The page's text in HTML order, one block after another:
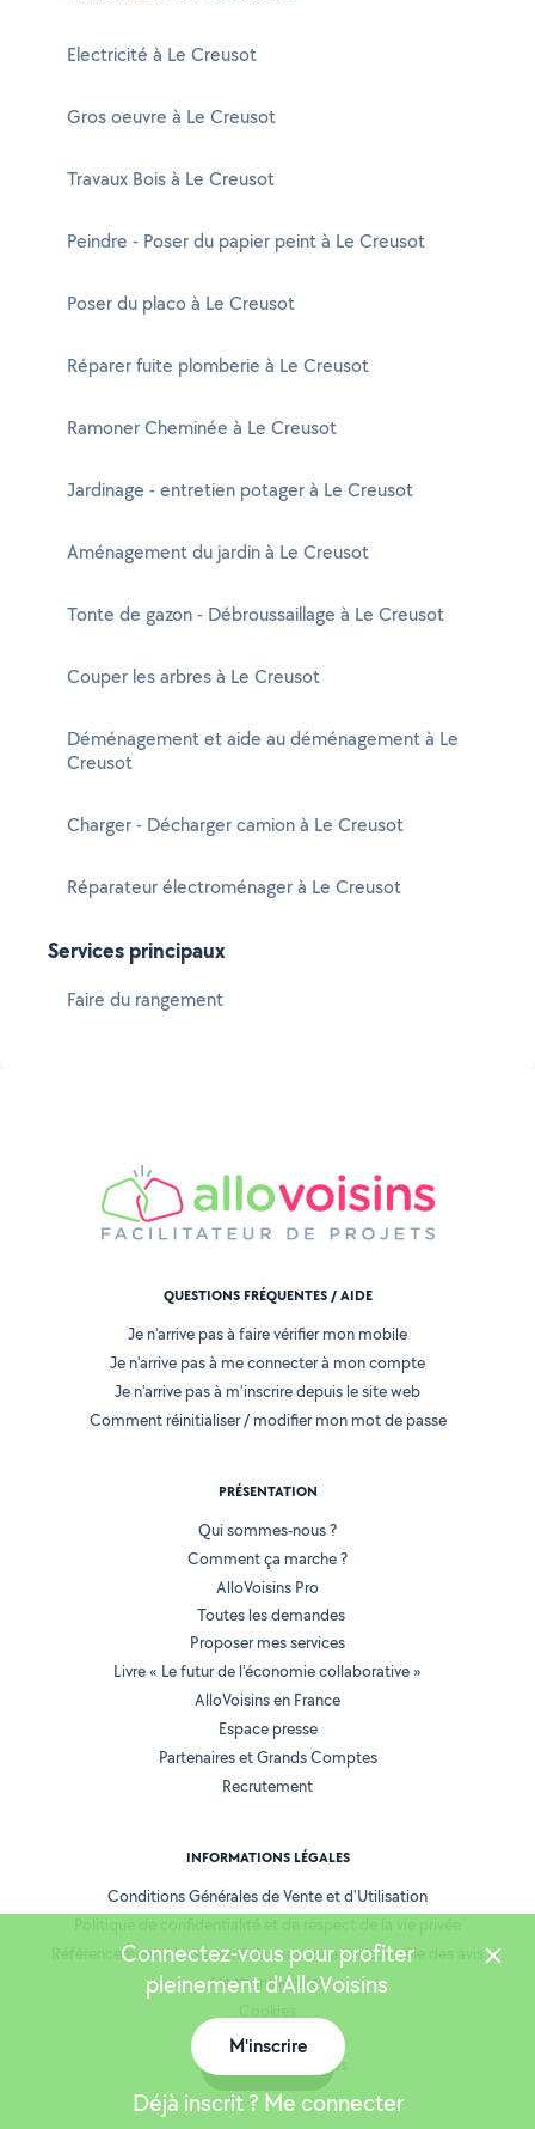
Electricité à Le Creusot
Gros oeuvre à Le Creusot
Travaux Bois à Le Creusot
Peindre - Poser du papier peint à Le Creusot
Poser du placo à Le Creusot
Réparer fuite plomberie à Le Creusot
Ramoner Cheminée à Le Creusot
Jardinage - entretien potager à Le Creusot
Aménagement du jardin à Le Creusot
Tonte de gazon - Débroussaillage à Le Creusot
Couper les arbres à Le Creusot
Déménagement et aide au déménagement à Le
Creusot
Charger - Décharger camion à Le Creusot
Réparateur électroménager à Le Creusot
Services principaux
Faire du rangement
QUESTIONS FRÉQUENTES / AIDE
Je n'arrive pas à faire vérifier mon mobile
Je n'arrive pas à me connecter à mon compte
Je n'arrive pas à m'inscrire depuis le site web
Comment réinitialiser / modifier mon mot de passe
PRÉSENTATION
Qui sommes-nous ?
Comment ça marche ?
AlloVoisins Pro
Toutes les demandes
Proposer mes services
Livre « Le futur de l'économie collaborative »
AlloVoisins en France
Espace presse
Partenaires et Grands Comptes
Recrutement
INFORMATIONS LÉGALES
Conditions Générales de Vente et d'Utilisation
Référencement, classement des annonces et contrôle des avis
Mentions légales
Location de matériel
Prestation de services
Connectez-vous pour profiter
pleinement d'AlloVoisins
M'inscrire
Déjà inscrit ? Me connecter